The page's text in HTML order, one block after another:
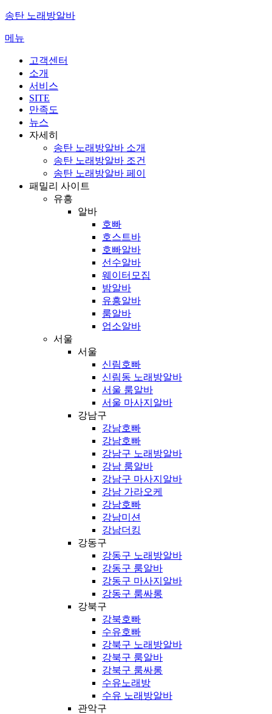
콘
츠
송탄 노래방알바
메뉴
고객센터
소개
서비스
SITE
만족도
뉴스
자세히
송탄 노래방알바 소개
송탄 노래방알바 조건
송탄 노래방알바 페이
패밀리 사이트
유흥
알바
호빠
호스트바
호빠알바
선수알바
웨이터모집
밤알바
유흥알바
룸알바
업소알바
서울
서울
신림호빠
신림동 노래방알바
서울 룸알바
서울 마사지알바
강남구
강남호빠
강남호빠
강남구 노래방알바
강남 룸알바
강남구 마사지알바
강남 가라오케
강남호빠
강남미션
강남더킹
강동구
강동구 노래방알바
강동구 룸알바
강동구 마사지알바
강동구 룸싸롱
강북구
강북호빠
수유호빠
강북구 노래방알바
강북구 룸알바
강북구 룸싸롱
수유노래방
수유 노래방알바
관악구